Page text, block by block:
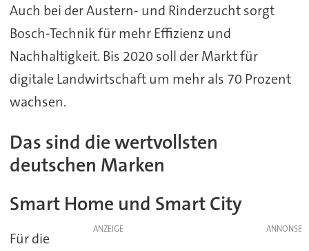
Auch bei der Austern- und Rinderzucht sorgt
Bosch-Technik für mehr Effizienz und
Nachhaltigkeit. Bis 2020 soll der Markt für
digitale Landwirtschaft um mehr als 70 Prozent
wachsen.
Das sind die wertvollsten
deutschen Marken
Smart Home und Smart City
ANZEIGE
Für die